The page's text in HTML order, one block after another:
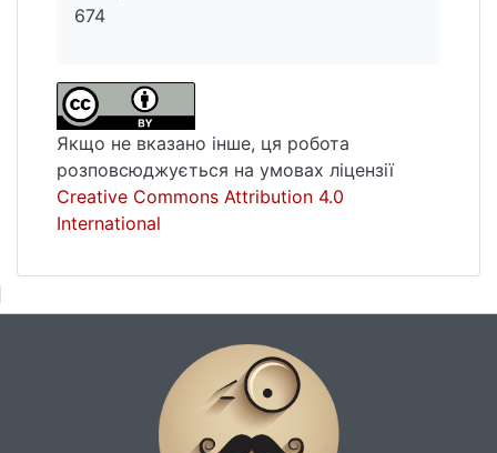
674
Якщо не вказано інше, ця робота
розповсюджується на умовах ліцензії
Creative Commons Attribution 4.0
International